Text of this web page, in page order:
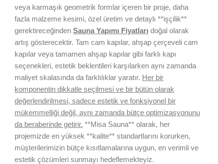
veya karmaşık geometrik formlar içeren bir proje, daha
fazla malzeme kesimi, özel üretim ve detaylı **işçilik**
gerektireceğinden Sauna Yapımı Fiyatları doğal olarak
artış gösterecektir. Tam cam kapılar, ahşap çerçeveli cam
kapılar veya tamamen ahşap kapılar gibi farklı kapı
seçenekleri, estetik beklentileri karşılarken aynı zamanda
maliyet skalasında da farklılıklar yaratır. Her bir
komponentin dikkatle seçilmesi ve bir bütün olarak
değerlendirilmesi, sadece estetik ve fonksiyonel bir
mükemmelliği değil, aynı zamanda bütçe optimizasyonunu
da beraberinde getirir. **Misa Sauna** olarak, her
projemizde en yüksek **kalite** standartlarını korurken,
müşterilerimizin bütçe kısıtlamalarına uygun, en verimli ve
estetik çözümleri sunmayı hedeflemekteyiz.